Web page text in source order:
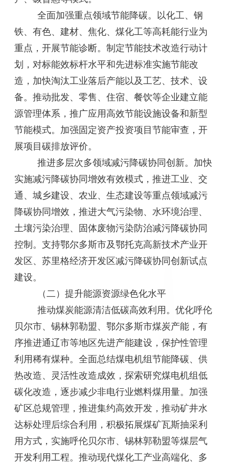
全面加强重点领域节能降碳。以化工、钢
铁、有色、建材、焦化、煤化工等高耗能行业为
重点，开展节能诊断。制定节能技术改造行动计
划，对标能效标杆水平和先进标准实施节能改
造，加快淘汰工业落后产能以及工艺、技术、设
备。推动批发、零售、住宿、餐饮等企业建立能
源管理体系，推广应用高效节能设施设备和新型
节能模式。加强固定资产投资项目节能审查，开
展项目碳排放评价。
推进多层次多领域减污降碳协同创新。加快
实施减污降碳协同增效有效模式，推进工业、交
通、城乡建设、农业、生态建设等重点领域减污
降碳协同增效，推进大气污染物、水环境治理、
土壤污染治理、固体废物污染防治减污降碳协同
控制。支持鄂尔多斯市及鄂托克高新技术产业开
发区、苏里格经济开发区减污降碳协同创新试点
建设。
（二）提升能源资源绿色化水平
推动煤炭能源清洁低碳高效利用。优化呼伦
贝尔市、锡林郭勒盟、鄂尔多斯市煤炭产能，有
序推进通辽市等地区先进产能建设，保护性管理
利用稀有煤种。全面总结煤电机组节能降碳、供
热改造、灵活性改造成效，探索研究煤电机组低
碳化改造，逐步减少非电行业燃料煤用量。加强
矿区总规管理，推进集约高效开发，推动矿井水
达标处理后综合利用，积极拓展煤矿瓦斯抽采利
用方式，实施呼伦贝尔市、锡林郭勒盟等煤层气
开发利用工程。推动现代煤化工产业高端化、多